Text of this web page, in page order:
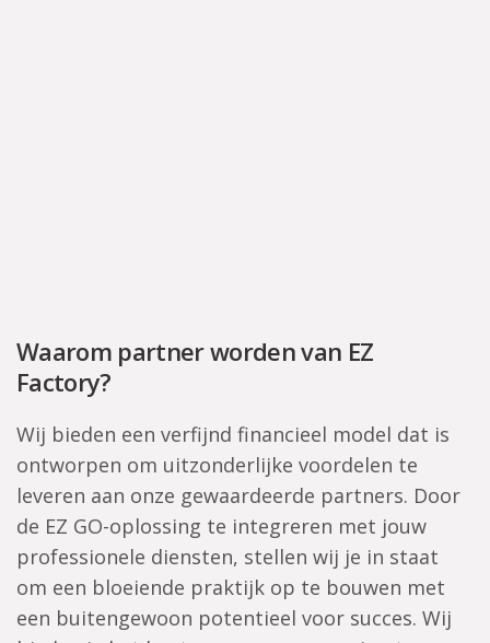
Waarom partner worden van EZ
Factory?
Wij bieden een verfijnd financieel model dat is
ontworpen om uitzonderlijke voordelen te
leveren aan onze gewaardeerde partners. Door
de EZ GO-oplossing te integreren met jouw
professionele diensten, stellen wij je in staat
om een bloeiende praktijk op te bouwen met
een buitengewoon potentieel voor succes. Wij